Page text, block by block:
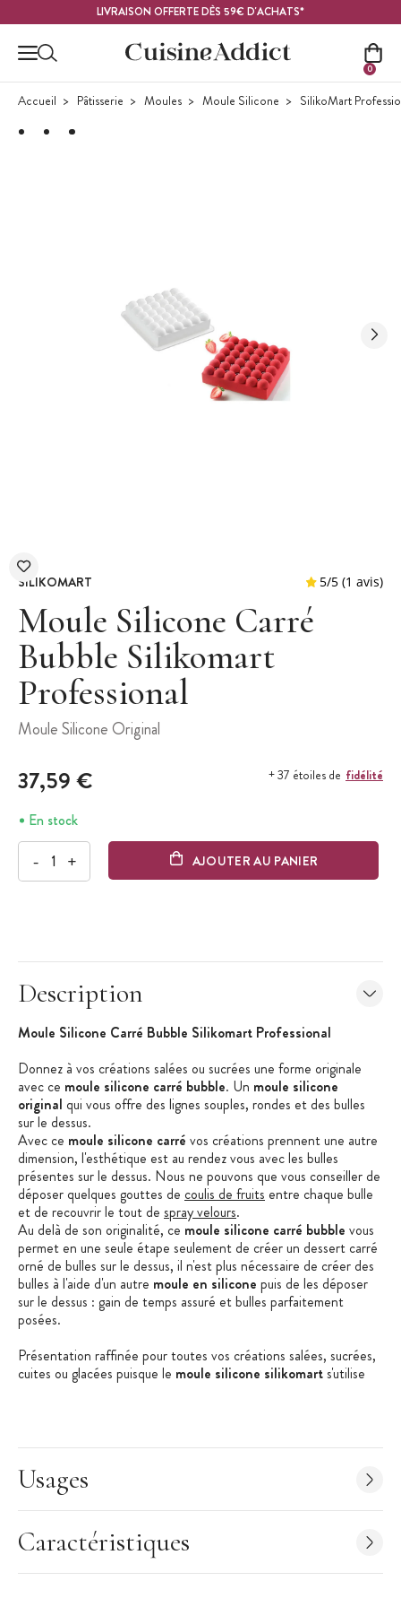
LIVRAISON OFFERTE DÈS 59€ D'ACHATS*
0
Accueil Pâtisserie Moules Moule Silicone SilikoMart
SILIKOMART
Moule Silicone Carré
Bubble Silikomart
Professional
Moule Silicone Original
37,59 € + 37 étoiles de fidélité
En stock
- + AJOUTER AU PANIER
Description
Moule Silicone Carré Bubble Silikomart Professional
Donnez à vos créations salées ou sucrées une forme originale
avec ce moule silicone carré bubble. Un moule silicone
original qui vous offre des lignes souples, rondes et des bulles
sur le dessus.
Avec ce moule silicone carré vos créations prennent une autre
dimension, l'esthétique est au rendez vous avec les bulles
présentes sur le dessus. Nous ne pouvons que vous conseiller de
déposer quelques gouttes de coulis de fruits entre chaque bulle
et de recouvrir le tout de spray velours.
Au delà de son originalité, ce moule silicone carré bubble vous
permet en une seule étape seulement de créer un dessert carré
orné de bulles sur le dessus, il n'est plus nécessaire de créer des
bulles à l'aide d'un autre moule en silicone puis de les déposer
sur le dessus : gain de temps assuré et bulles parfaitement
posées.
Présentation raffinée pour toutes vos créations salées, sucrées,
cuites ou glacées puisque le moule silicone silikomarts'utilise
Les + produit :
Design original
Qualité professionnelle
Usages
Caractéristiques